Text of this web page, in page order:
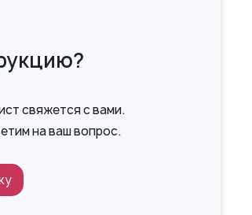
свяжется с вами.
на ваш вопрос.